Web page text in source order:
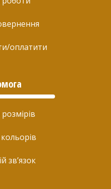
оплатити
зв’язок